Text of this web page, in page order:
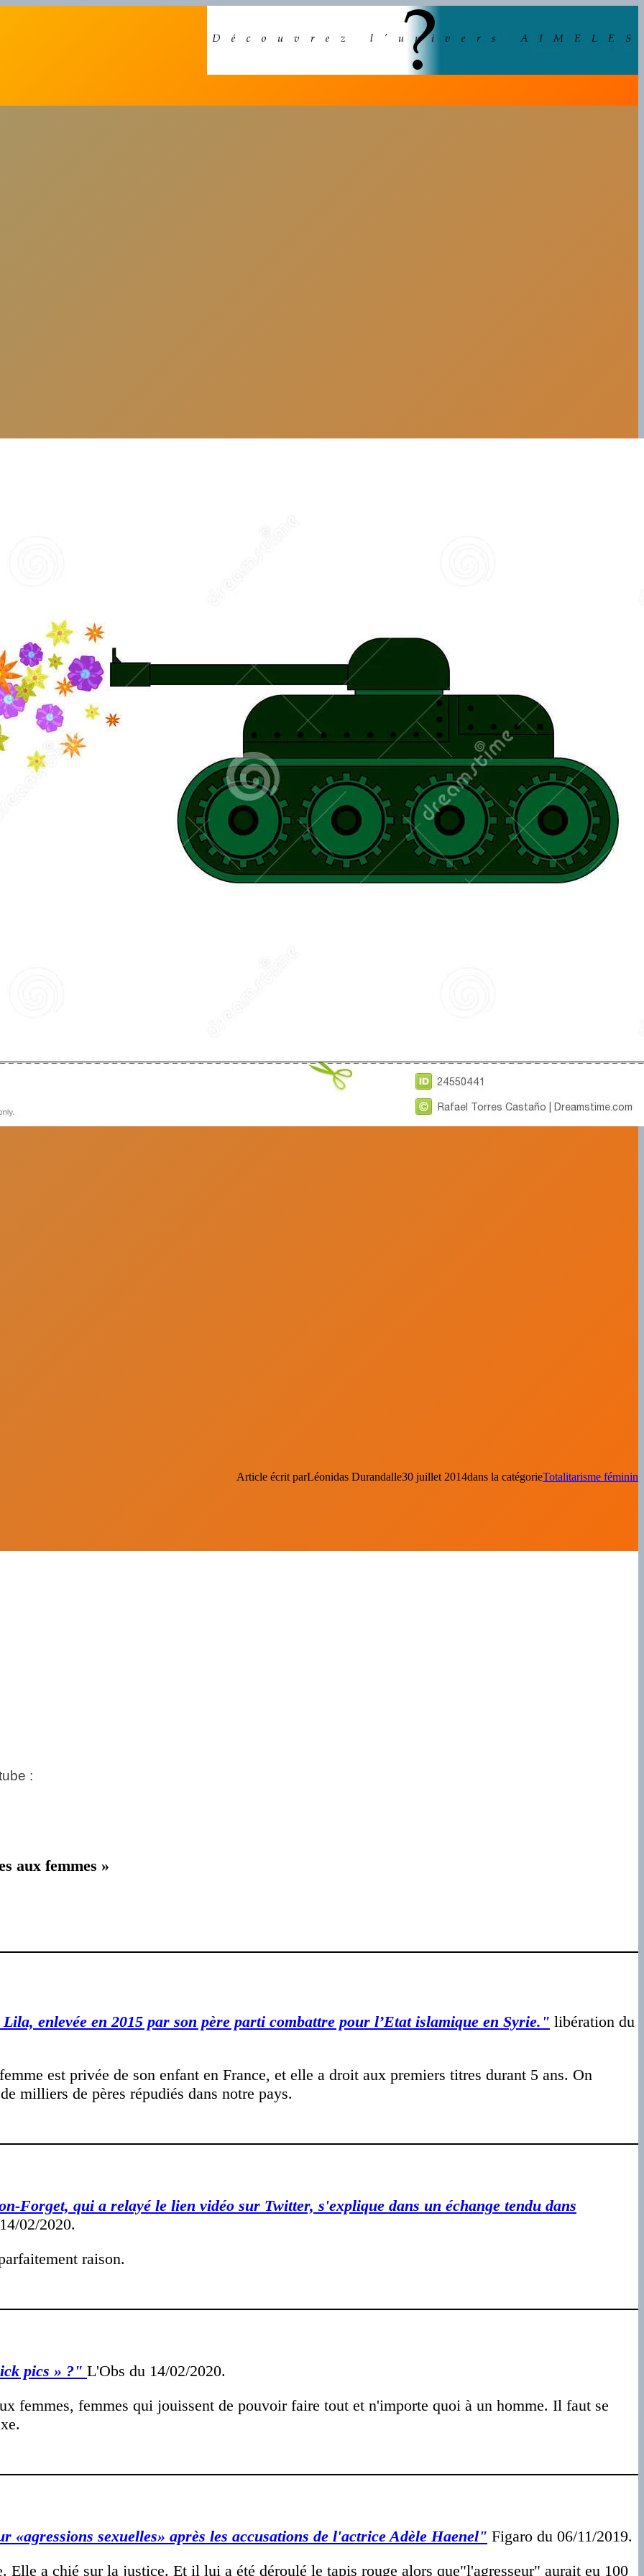
Article écrit parLéonidas Durandalle30 juillet 2014dans la catégorieTotalitarisme féminin
:
aux femmes »
enlevée en 2015 par son père parti combattre pour l’Etat islamique en Syrie." libération du
est privée de son enfant en France, et elle a droit aux premiers titres durant 5 ans. On
milliers de pères répudiés dans notre pays.
Forget, qui a relayé le lien vidéo sur Twitter, s'explique dans un échange tendu dans
02/2020.
raison.
pics » ?" L'Obs du 14/02/2020.
femmes, femmes qui jouissent de pouvoir faire tout et n'importe quoi à un homme. Il faut se
«agressions sexuelles» après les accusations de l'actrice Adèle Haenel" Figaro du 06/11/2019.
Elle a chié sur la justice. Et il lui a été déroulé le tapis rouge alors que"l'agresseur" aurait eu 100